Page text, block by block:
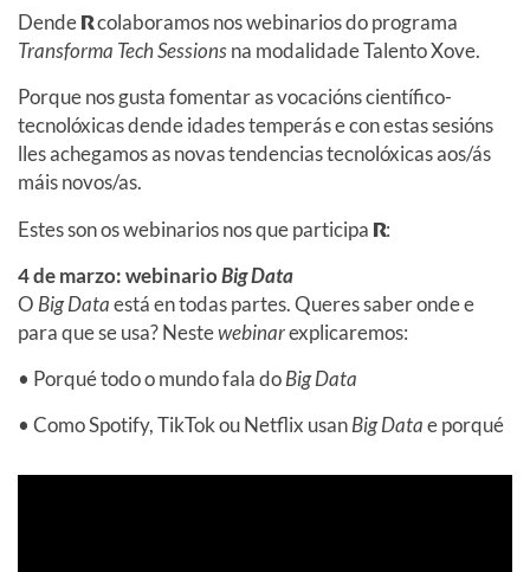
DendeRcolaboramos nos webinarios do programa
Transforma Tech Sessionsna modalidade Talento Xove.
Porque nos gusta fomentar as vocacións científico-
tecnolóxicas dende idades temperás e con estas sesións
lles achegamos as novas tendencias tecnolóxicas aos/ás
máis novos/as.
Estes son os webinarios nos que participa R:
4 de marzo: webinarioBig Data
O Big Dataestá en todas partes. Queres saber onde e
para que se usa? Nestewebinarexplicaremos:
• Porqué todo o mundo fala doBig Data
• Como Spotify, TikTok ou Netflix usanBig Datae porqué